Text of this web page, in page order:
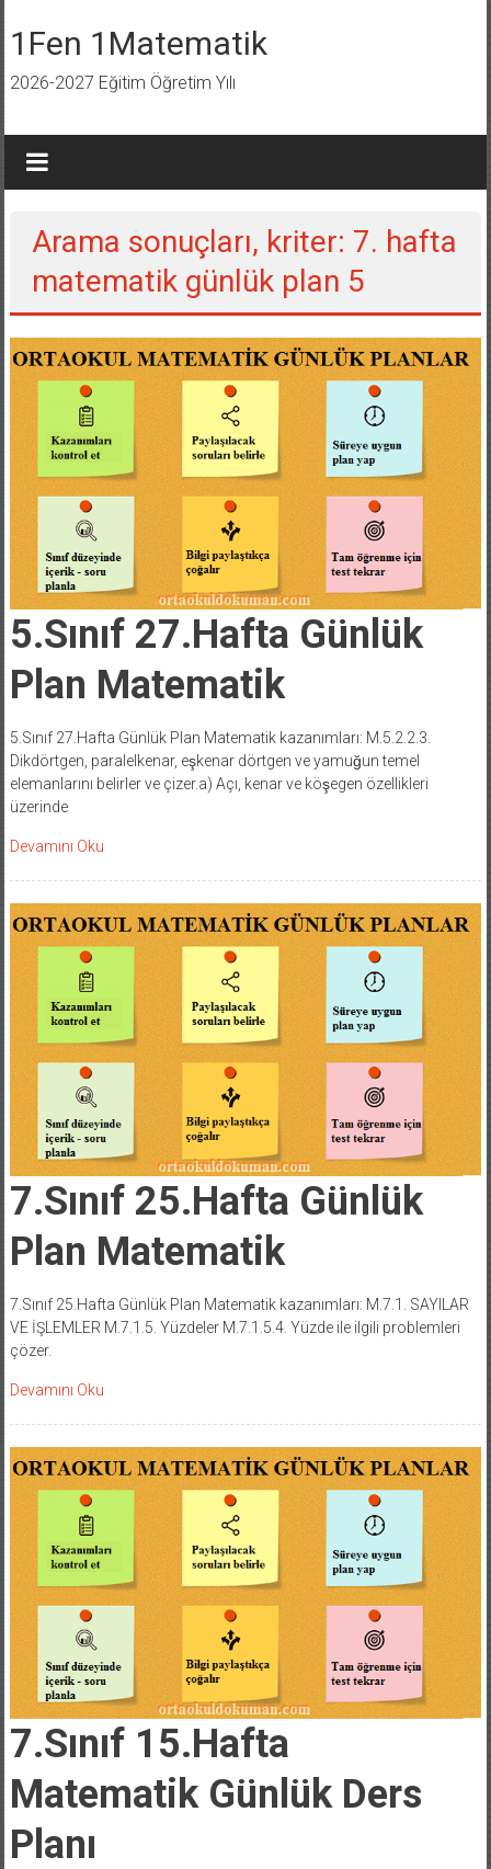
geç
1Fen 1Matematik
2026-2027 Eğitim Öğretim Yılı
Arama sonuçları, kriter: 7. hafta
matematik günlük plan 5
5.Sınıf 27.Hafta Günlük
Plan Matematik
5.Sınıf 27.Hafta Günlük Plan Matematik kazanımları: M.5.2.2.3.
Dikdörtgen, paralelkenar, eşkenar dörtgen ve yamuğun temel
elemanlarını belirler ve çizer.a) Açı, kenar ve köşegen özellikleri
üzerinde
Devamını Oku
7.Sınıf 25.Hafta Günlük
Plan Matematik
7.Sınıf 25.Hafta Günlük Plan Matematik kazanımları: M.7.1. SAYILAR
VE İŞLEMLER M.7.1.5. Yüzdeler M.7.1.5.4. Yüzde ile ilgili problemleri
çözer.
Devamını Oku
7.Sınıf 15.Hafta
Matematik Günlük Ders
Planı